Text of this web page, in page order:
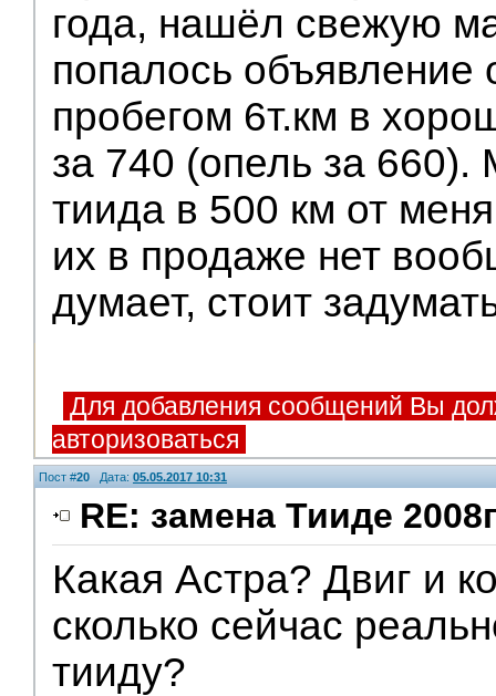
года, нашёл свежую
попалось объявление
пробегом 6т.км в
за 740 (опель за
тиида в 500 км от
их в продаже нет
думает, стоит
Для добавления сообщений Вы
авторизоваться
Пост #20 Дата: 05.05.2017 10:31
RE: замена Тииде
Какая Астра? Двиг и
сколько сейчас
тииду?